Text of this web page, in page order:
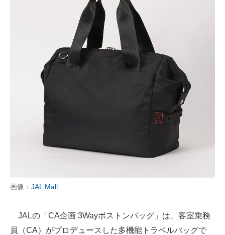
画像： JAL Mall
JALの「CA企画 3Wayボストンバッグ」は、客室乗務
員（CA）がプロデュースした多機能トラベルバッグで